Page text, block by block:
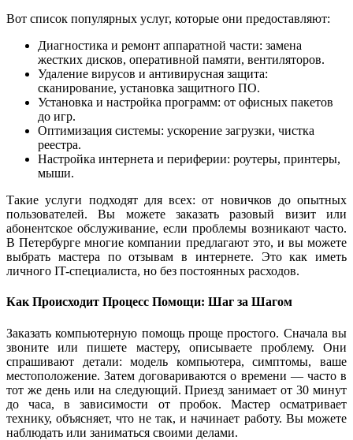
Вот список популярных услуг, которые они предоставляют:
Диагностика и ремонт аппаратной части: замена
жестких дисков, оперативной памяти, вентиляторов.
Удаление вирусов и антивирусная защита:
сканирование, установка защитного ПО.
Установка и настройка программ: от офисных пакетов
до игр.
Оптимизация системы: ускорение загрузки, чистка
реестра.
Настройка интернета и периферии: роутеры, принтеры,
мыши.
Такие услуги подходят для всех: от новичков до опытных
пользователей. Вы можете заказать разовый визит или
абонентское обслуживание, если проблемы возникают часто.
В Петербурге многие компании предлагают это, и вы можете
выбрать мастера по отзывам в интернете. Это как иметь
личного IT-специалиста, но без постоянных расходов.
Как Происходит Процесс Помощи: Шаг за Шагом
Заказать компьютерную помощь проще простого. Сначала вы
звоните или пишете мастеру, описываете проблему. Они
спрашивают детали: модель компьютера, симптомы, ваше
местоположение. Затем договариваются о времени — часто в
тот же день или на следующий. Приезд занимает от 30 минут
до часа, в зависимости от пробок. Мастер осматривает
технику, объясняет, что не так, и начинает работу. Вы можете
наблюдать или заниматься своими делами.